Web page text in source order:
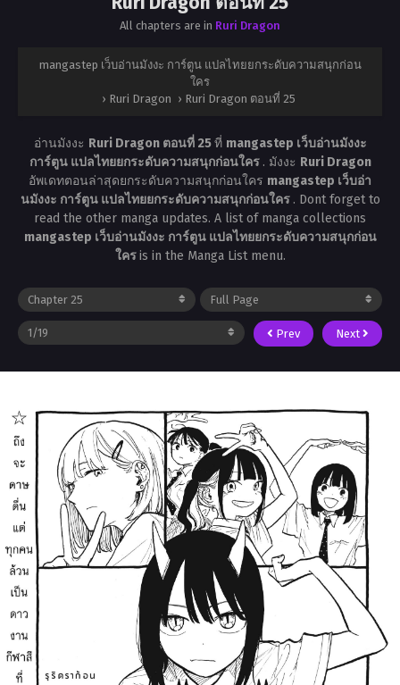
All chapters are in Ruri Dragon
mangastep เว็บอ่านมังงะ การ์ตูน แปลไทยยกระดับความสนุกก่อน
ใคร
› Ruri Dragon › Ruri Dragon ตอนที่ 25
อ่านมังงะ Ruri Dragon ตอนที่ 25ที่ mangastep เว็บอ่านมังงะ
การ์ตูน แปลไทยยกระดับความสนุกก่อนใคร . มังงะ Ruri Dragon
อัพเดทตอนล่าสุดยกระดับความสนุกก่อนใคร mangastep เว็บอ่า
นมังงะ การ์ตูน แปลไทยยกระดับความสนุกก่อนใคร . Dont forget to
read the other manga updates. A list of manga collections
mangastep เว็บอ่านมังงะ การ์ตูน แปลไทยยกระดับความสนุกก่อน
ใครis in the Manga List menu.
Prev Next